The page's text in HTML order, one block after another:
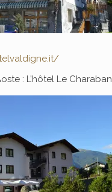
: L’hôtel Le Charaban